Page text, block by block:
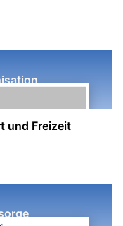
und Freizeit